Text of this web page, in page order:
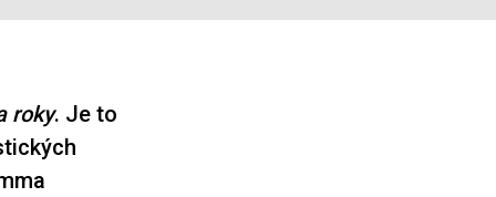
roky. Je to